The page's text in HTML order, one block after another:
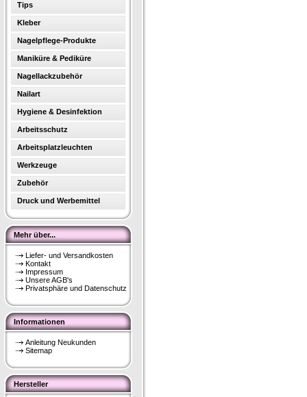
Tips
Kleber
Nagelpflege-Produkte
Maniküre & Pediküre
Nagellackzubehör
Nailart
Hygiene & Desinfektion
Arbeitsschutz
Arbeitsplatzleuchten
Werkzeuge
Zubehör
Druck und Werbemittel
Mehr über...
Liefer- und Versandkosten
Kontakt
Impressum
Unsere AGB's
Privatsphäre und Datenschutz
Informationen
Anleitung Neukunden
Sitemap
Hersteller